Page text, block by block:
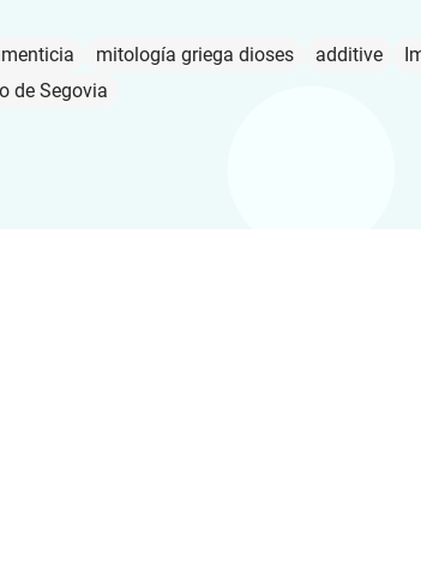
mitología griega dioses additive
de Segovia